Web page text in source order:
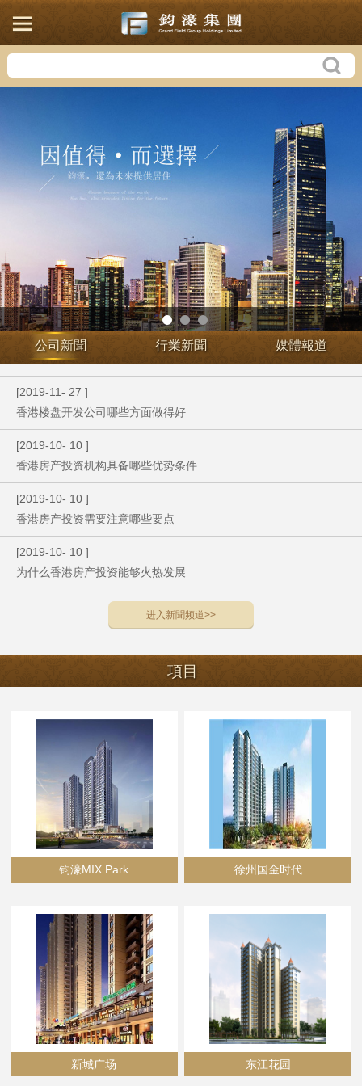
公司新聞 行業新聞 媒體報道
香港楼盘开发公司哪些方面做得好
[2019-11- 27 ]
香港房产投资机构具备哪些优势条件
[2019-10- 10 ]
香港房产投资需要注意哪些要点
[2019-10- 10 ]
为什么香港房产投资能够火热发展
[2019-10- 10 ]
进入 新聞频道>>
項目
钧濠MIX Park 徐州国金时代
新城广场 东江花园